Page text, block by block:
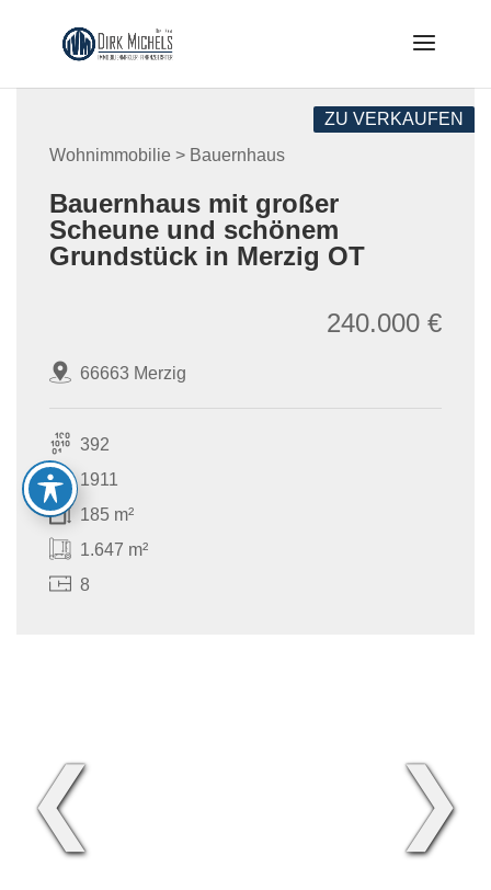
content
Wohnimmobilie > Bauernhaus
ZU VERKAUFEN
Bauernhaus mit großer
Scheune und schönem
Grundstück in Merzig OT
66663 Merzig
240.000 €
392
1911
185 m²
1.647 m²
8
❮ ❯